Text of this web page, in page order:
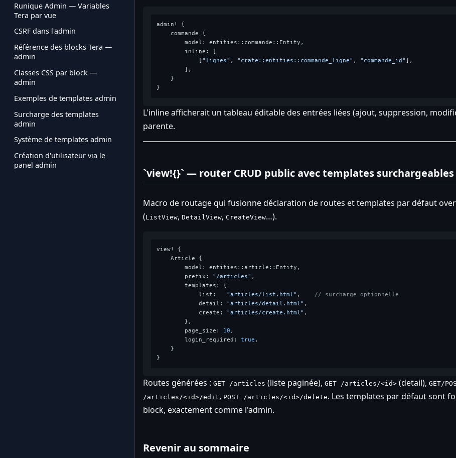
Runique Admin — Variables
Tera par vue
CSRF dans l'admin
Référence des blocks Tera —
admin
Classes CSS par block —
admin
Exemples de templates admin
Surcharge des templates
admin
Système de templates admin
Création d'utilisateur via le
panel admin
admin! {
    commande {
        model: entities::commande::Entity,
        inline: [
            [
"lignes" , "crate::entities::commande_ligne" , "commande_id" ],
        ],
    }
L'inline afficherait un tableau éditable des entrées liées (ajout, suppression,
parente.
`view!{}` — router CRUD public avec templates surchargeables
Macro de routage qui fusionne déclaration de routes et templates par défaut
(ListView, DetailView, CreateView…).
view! {
    Article {
        model: entities::article::Entity,
        prefix:
"/articles" ,
        templates: {
            list:
"articles/list.html" , // surcharge optionnelle
            detail:
"articles/detail.html" ,
            create:
"articles/create.html" ,
        },
        page_size:
10 ,
        login_required:
true ,
    }
Routes générées : GET /articles (liste paginée), GET /articles/<id>(detail), GET/
/articles/<id>/edit, POST /articles/<id>/delete. Les templates par défaut sont
block, exactement comme l'admin.
Revenir au sommaire